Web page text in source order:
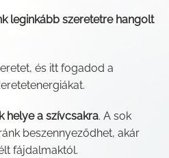
leginkább szeretetre hangolt
és itt fogadod a
helye a szívcsakra. A sok
beszennyeződhet, akár
fájdalmaktól.